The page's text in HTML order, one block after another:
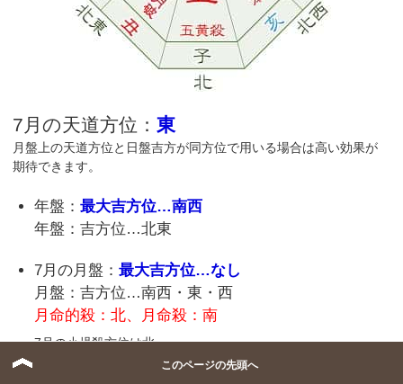
7月の天道方位：東
月盤上の天道方位と日盤吉方が同方位で用いる場合は高い効果が
期待できます。
年盤：最大吉方位…南西
年盤：吉方位…北東
7月の月盤：最大吉方位…なし
月盤：吉方位…南西・東・西
月命的殺：北、月命殺：南
7月の小児殺方位は北。
このページの先頭へ